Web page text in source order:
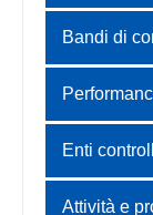
Bandi di
Enti
Attività e